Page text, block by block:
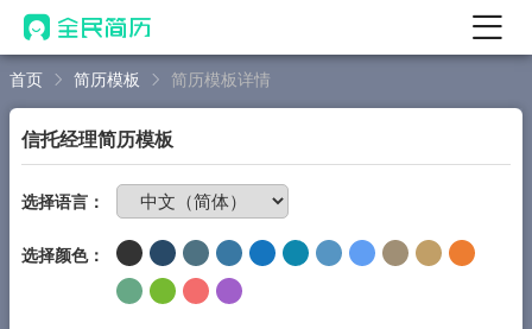
首页
AI 简历工具
AI 优化简历
AI 翻译简历
AI 诊断简历
首页 简历模板 简历模板详情
信托经理简历模板
选择语言：
选择颜色：